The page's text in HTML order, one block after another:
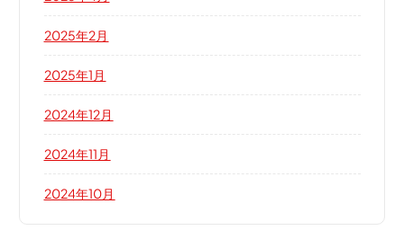
2025年2月
2025年1月
2024年12月
2024年11月
2024年10月